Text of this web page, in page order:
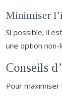
Minimiser
Si possible, il
une option
Conseils
Pour maximiser